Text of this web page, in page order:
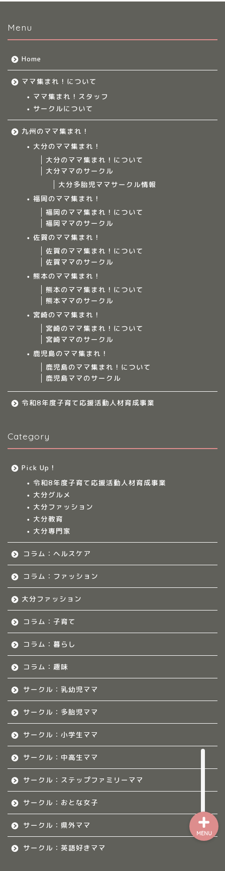
Menu
Home
ママ集まれ！について
ママ集まれ！スタッフ
サークルについて
九州のママ集まれ！
大分のママ集まれ！
大分のママ集まれ！について
大分ママのサークル
大分多胎児ママサークル情報
福岡のママ集まれ！
福岡のママ集まれ！について
福岡ママのサークル
佐賀のママ集まれ！
佐賀のママ集まれ！について
佐賀ママのサークル
熊本のママ集まれ！
熊本のママ集まれ！について
熊本ママのサークル
宮崎のママ集まれ！
宮崎のママ集まれ！について
宮崎ママのサークル
鹿児島のママ集まれ！
鹿児島のママ集まれ！について
鹿児島ママのサークル
令和8年度子育て応援活動人材育成事業
Category
Pick Up！
令和8年度子育て応援活動人材育成事業
大分グルメ
大分ファッション
大分教育
大分専門家
コラム：ヘルスケア
コラム：ファッション
大分ファッション
コラム：子育て
コラム：暮らし
コラム：趣味
サークル：乳幼児ママ
サークル：多胎児ママ
サークル：小学生ママ
サークル：中高生ママ
サークル：ステップファミリーママ
サークル：おとな女子
サークル：県外ママ
サークル：英語好きママ
MENU
ママ集まれ！について
九州のママ集まれ！
大分のママ集まれ！につ
いて
福岡のママ集まれ！
いて
いて
令和8年度子育て応援活動人
材育成事業